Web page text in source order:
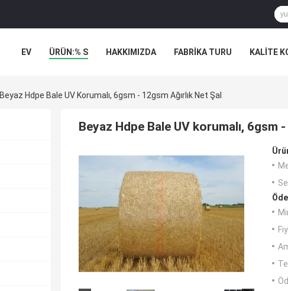
EV ÜRÜN:% S HAKKIMIZDA FABRIKA TURU KALITE
Beyaz Hdpe Bale UV Korumalı, 6gsm - 12gsm Ağırlık Net Şal
Beyaz Hdpe Bale UV korumalı, 6gsm